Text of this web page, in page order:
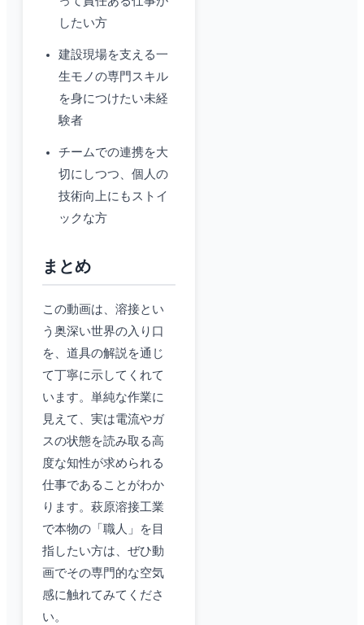
したい方
建設現場を支える一
生モノの専門スキル
を身につけたい未経
験者
チームでの連携を大
切にしつつ、個人の
技術向上にもストイ
ックな方
まとめ
この動画は、溶接とい
う奥深い世界の入り口
を、道具の解説を通じ
て丁寧に示してくれて
います。単純な作業に
見えて、実は電流やガ
スの状態を読み取る高
度な知性が求められる
仕事であることがわか
ります。萩原溶接工業
で本物の「職人」を目
指したい方は、ぜひ動
画でその専門的な空気
感に触れてみてくださ
い。